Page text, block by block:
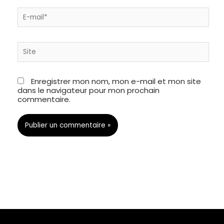
E-
mail*
Site
Enregistrer mon nom, mon e-mail et mon site
dans le navigateur pour mon prochain
commentaire.